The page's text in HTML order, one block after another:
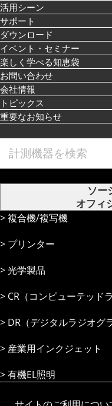
活⽤シーン
イベント・セミナー
楽しく学べる知恵袋
サポート
お問い合わせ
ダウンロード
会社情報
トピックス
重要なお知らせ
ソー
オフィ
複合機/複写機
プリンター
光学製品
CR（コンピューテッド
DR（デジタルラジオグ
産業⽤インクジェット
有機EL照明